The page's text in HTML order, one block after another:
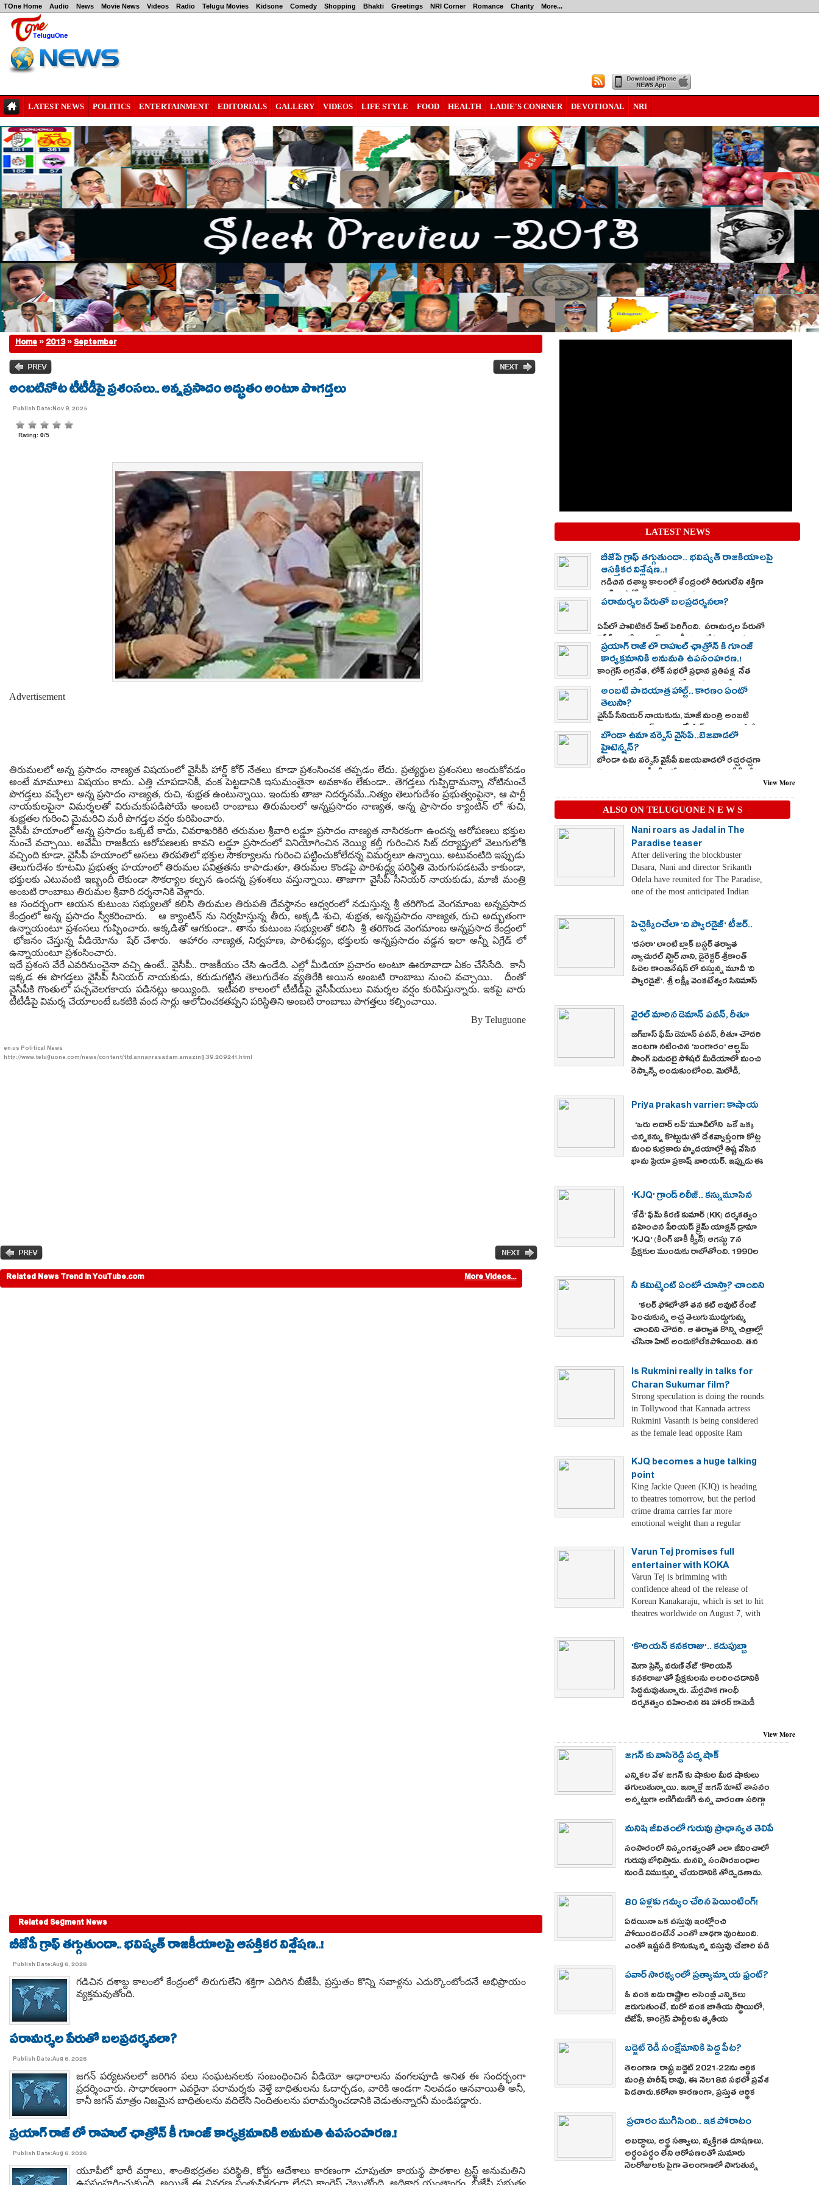
TOne Home Audio News Movie News Videos Radio Telugu Movies Kidsone Comedy Shopping Bhakti Greetings NRI Corner Romance Charity More...
LATEST NEWS POLITICS ENTERTAINMENT EDITORIALS GALLERY VIDEOS LIFE STYLE FOOD HEALTH LADIE'S CONRNER DEVOTIONAL NRI
Home»2013»September
అంబటినోట టీటీడీపై ప్రశంసలు.. అన్నప్రసాదం అద్భుతం అంటూ పొగడ్తలు
Publish Date:Nov 9, 2025
Advertisement
తిరుమలలో అన్న ప్రసాదం నాణ్యత విషయంలో వైసీపీ హార్డ్ కోర్ నేతలు కూడా ప్రశంసించక తప్పడం లేదు. ప్రత్యర్థుల ప్రశంసలు అందుకోవడం
అంటే మామూలు విషయం కాదు. ఎత్తి చూపడానికీ, వంక పెట్టడానికి ఇసుమంతైనా అవకాశం లేకుండా.. తెగడ్తలు గుప్పిద్దామన్నా నోటినుంచే
పొగడ్తలు వచ్చేలా అన్న ప్రసాదం నాణ్యత, రుచి, శుభ్రత ఉంటున్నాయి. ఇందుకు తాజా నిదర్శనమే..నిత్యం తెలుగుదేశం ప్రభుత్వంపైనా, ఆ పార్టీ
నాయకులపైనా విమర్శలతో విరుచుకుపడిపోయే అంబటి రాంబాబు తిరుమలలో అన్నప్రసాదం నాణ్యత, అన్న ప్రాసాదం క్యాంటిన్ లో శుచి,
శుభ్రతల గురించి మైమరిచి మరీ పొగడ్తల వర్షం కురిపించారు.
వైసీపీ హయాంలో అన్న ప్రసాదం ఒక్కటే కాదు, చివరాఖరికిరి తరుమల శ్రీవారి లడ్డూ ప్రసాదం నాణ్యత నాసిరకంగా ఉందన్న ఆరోపణలు భక్తుల
నుంచే వచ్చాయి. అవేమీ రాజకీయ ఆరోపణలకు కావని లడ్డూ ప్రసాదంలో వినియోగించిన నెయ్యి కల్తీ గురించిన సిట్ దర్యాప్తులో వెలుగులోకి
వచ్చింది కూడా. వైసీపీ హయాంలో అసలు తిరపతిలో భక్తుల సౌకర్యాలను గురించి పట్టించుకోలేదన్న విమర్శలూ ఉన్నాయి. అటువంటిది ఇప్పుడు
తెలుగుదేశం కూటమి ప్రభుత్వ హయాంలో తిరుమల పవిత్రతను కాపాడుతూ, తిరుమల కొండపై పారిశుద్ధ్య పరిస్థితి మెరుగుపడటమే కాకుండా,
భక్తులకు ఎటువంటి ఇబ్బందీ లేకుండా సౌకర్యాల కల్పన ఉందన్న ప్రశంశలు వస్తున్నాయి. తాజాగా వైసీపీ సీనియర్ నాయకుడు, మాజీ మంత్రి
అంబటి రాంబాబు తిరుమల శ్రీవారి దర్శనానికి వెళ్లారు.
ఆ సందర్భంగా ఆయన కుటుంబ సభ్యులతో కలిసి తిరుమల తిరుపతి దేవస్థానం ఆధ్వరంలో నడుస్తున్న శ్రీ తరిగొండ వెంగమాంబ అన్నప్రసాద
కేంద్రంలో అన్న ప్రసాదం స్వీకరించారు. ఆ క్యాంటిన్ ను నిర్వహిస్తున్న తీరు, అక్కడి శుచి, శుభ్రత, అన్నప్రసాదం నాణ్యత, రుచి అద్భుతంగా
ఉన్నాయంటూ ప్రశంసలు గుప్పించారు. అక్కడితో ఆగకుండా.. తాను కుటుంబ సభ్యులతో కలిసి శ్రీ తరిగొండ వెంగమాంబ అన్నప్రసాద కేంద్రంలో
భోజనం చేస్తున్న వీడియోను షేర్ చేశారు. ఆహారం నాణ్యత, నిర్వహణ, పారిశుధ్యం, భక్తులకు అన్నప్రసాదం వడ్డన ఇలా అన్నీ ఏగ్రేడ్ లో
ఉన్నాయంటూ ప్రశంసించారు.
ఇదే ప్రశంస వేరే ఎవరినుంచైనా వచ్చి ఉంటే.. వైసీపీ.. రాజకీయం చేసి ఉండేది. ఎల్లో మీడియా ప్రచారం అంటూ ఊరూవాడా ఏకం చేసేసేది. కానీ
ఇక్కడ ఈ పొగడ్తలు వైసీపీ సీనియర్ నాయకుడు, కరుడుగట్టిన తెలుగుదేశం వ్యతిరేకి అయిన అంబటి రాంబాబు నుంచి వచ్చాయి. దీంతో
వైసీపీకి గొంతులో పచ్చవెలగకాయ పడినట్లు అయ్యింది. ఇటీవలి కాలంలో టీటీడీపై వైసీపీయులు విమర్శల వర్షం కురిపిస్తున్నారు. ఇకపై వారు
టీటీడీపై విమర్శ చేయాలంటే ఒకటికి వంద సార్లు ఆలోచించకతప్పని పరిస్థితిని అంబటి రాంబాబు పొగత్తలు కల్పించాయి.
By Teluguone
en-usPolitical News
http://www.teluguone.com/news/content/ttd-annaprasadam-amazing-39-209241.html
Related Segment News
బీజేపీ గ్రాఫ్ తగ్గుతుందా.. భవిష్యత్ రాజకీయాలపై ఆసక్తికర విశ్లేషణ..!
Publish Date:Aug 6, 2026
గడిచిన దశాబ్ద కాలంలో కేంద్రంలో తిరుగులేని శక్తిగా ఎదిగిన బీజేపీ, ప్రస్తుతం కొన్ని సవాళ్లను ఎదుర్కొంటోందనే అభిప్రాయం
వ్యక్తమవుతోంది.
పరామర్శల పేరుతో బలప్రదర్శనలా?
Publish Date:Aug 6, 2026
జగన్ పర్యటనలలో జరిగిన పలు సంఘటనలకు సంబంధించిన వీడియో ఆధారాలను వంగలపూడి అనిత ఈ సందర్భంగా
ప్రదర్శించారు. సాధారణంగా ఎవరైనా పరామర్శకు వెళ్తే బాధితులను ఓదార్చడం, వారికి అండగా నిలవడం ఆనవాయితీ అనీ,
కానీ జగన్ మాత్రం నిజమైన బాధితులను వదిలేసి నిందితులను పరామర్శించడానికి వెడుతున్నారనీ మండిపడ్డారు.
ప్రయాగ్ రాజ్ లో రాహుల్ ఛాత్రోన్ కీ గూంజ్ కార్యక్రమానికి అనుమతి ఉపసంహరణ.!
Publish Date:Aug 6, 2026
యూపీలో భారీ వర్షాలు, శాంతిభద్రతల పరిస్థితి, కోర్టు ఆదేశాలు కారణంగా చూపుతూ కాయస్థ పాఠశాల ట్రస్ట్ అనుమతిని
ఉపసంహరించుకుంది. అయితే ఈ వివరణ సంతృప్తికరంగా లేదని కాంగ్రెస్ చెబుతోంది. అధికార యంత్రాంగం, బీజేపీ ప్రభుత్వ